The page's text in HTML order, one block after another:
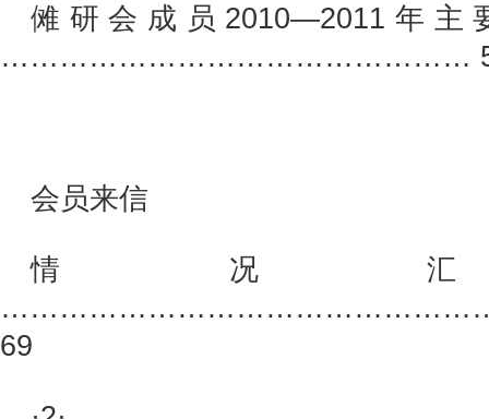
傩研会成员2010—2011年
…………………………………………
会员来信
情况
69